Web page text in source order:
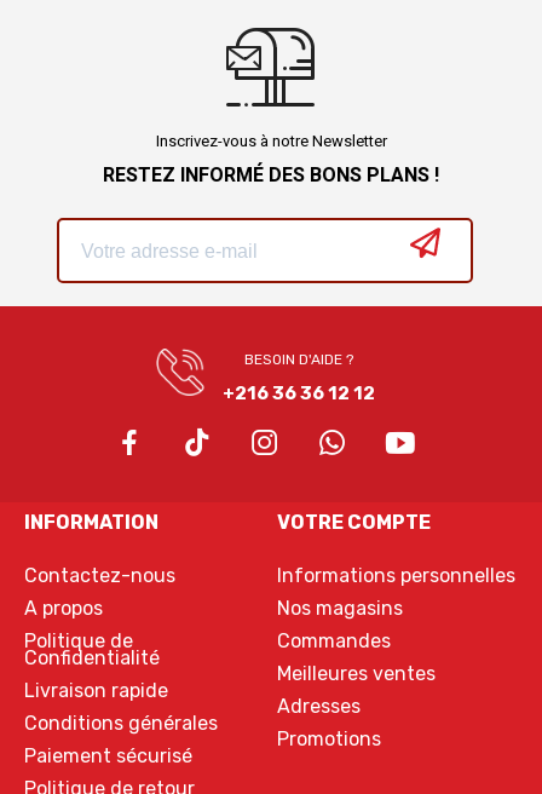
Inscrivez-vous à notre Newsletter
RESTEZ INFORMÉ DES BONS PLANS !
BESOIN D'AIDE ?
+216 36 36 12 12
INFORMATION
Contactez-nous
A propos
Politique de
Confidentialité
Livraison rapide
Conditions générales
Paiement sécurisé
Politique de retour
VOTRE COMPTE
Informations personnelles
Nos magasins
Commandes
Meilleures ventes
Adresses
Promotions